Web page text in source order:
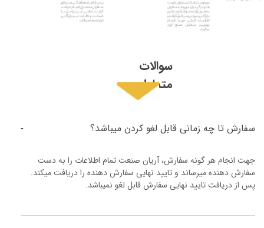
سفارش تا چه زمانی قابل لغو کردن میباشد؟
پس از دریافت تایید نهایی سفارش قابل لغو نمیباشد.
سوالات
متداول